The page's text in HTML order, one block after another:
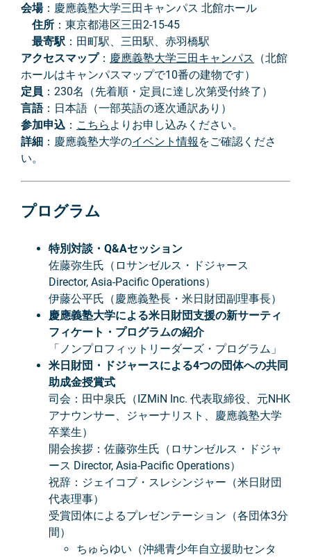
会場：慶應義塾大学三田キャンパス 北館ホール
住所 ：東京都港区三田2-15-45
最寄駅 ：田町駅、三田駅、赤羽橋駅
アクセスマップ： 慶應義塾大学三田キャンパス
（北館
ホールはキャンパスマップで10番の建物です）
定員 ：230名（先着順・定員に達し次第受付終了）
言語：日本語（一部英語の逐次通訳あり）
参加申込 ： こちら よりお申し込みください。
詳細 ：慶應義塾大学のイベント情報 をご確認くださ
い。
プログラム
特別対談・Q&Aセッション
佐藤弥生氏（ロサンゼルス・ドジャース
Director, Asia-Pacific Operations）
伊藤公平氏（慶應義塾長・米日財団副理事長）
慶應義塾大学による米日財団支援の新サーティ
フィケート・プログラムの紹介
「ノンプロフィットリーダーズ・プログラム」
米日財団・ドジャースによる4つの団体への共同
助成金授賞式
司会：田中泉氏（IZMiN Inc. 代表取締役、元NHK
アナウンサー、ジャーナリスト、慶應義塾大学
卒業生）
開会挨拶：佐藤弥生氏（ロサンゼルス・ドジャ
ース Director, Asia-Pacific Operations）
祝辞：ジェイコブ・スレシンジャー（米日財団
代表理事）
受賞団体によるプレゼンテーション（各団体3分
間）
ちゅらゆい（沖縄青少年自立援助センタ